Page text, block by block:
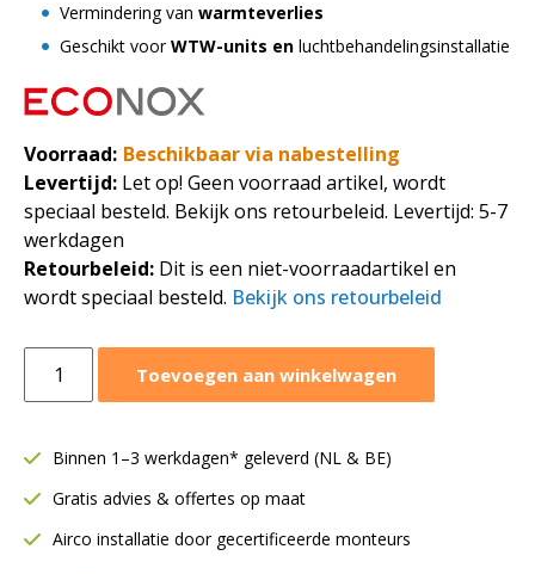
Vermindering van warmteverlies
Geschikt voorWTW-units en luchtbehandelingsinstallatie
Voorraad: Beschikbaar via nabestelling
Levertijd: Let op! Geen voorraad artikel, wordt
speciaal besteld. Bekijk ons retourbeleid. Levertijd: 5-7
werkdagen
Retourbeleid: Dit is een niet-voorraadartikel en
wordt speciaal besteld. Bekijk ons retourbeleid
spirobuis
mm
|
Toevoegen aan winkelwagen
Binnen 1–3 werkdagen* geleverd (NL & BE)
Gratis advies & offertes op maat
Airco installatie door gecertificeerde monteurs